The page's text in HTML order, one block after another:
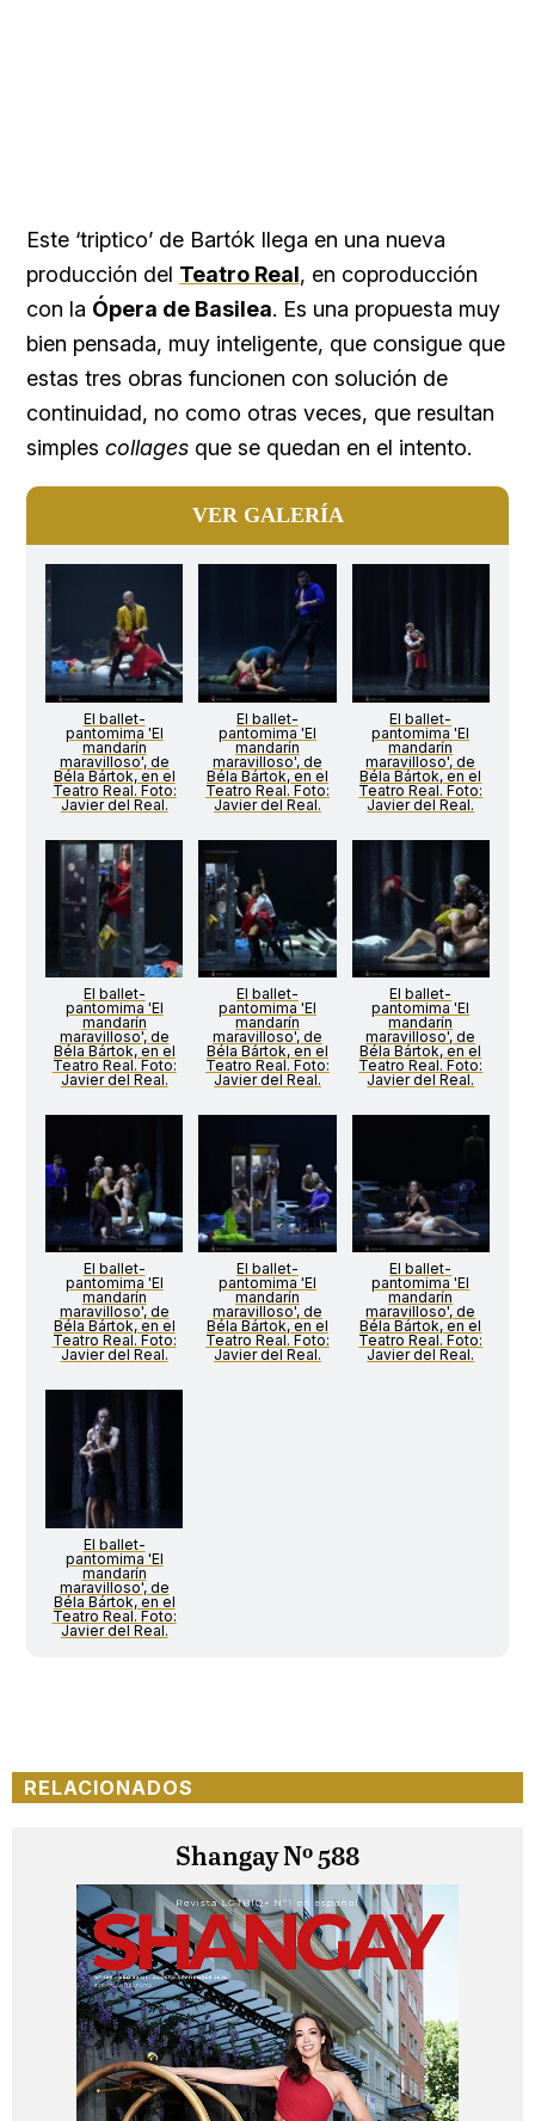
Este ‘triptico’ de Bartók llega en una nueva
producción del Teatro Real, en coproducción
con la Ópera de Basilea. Es una propuesta muy
bien pensada, muy inteligente, que consigue que
estas tres obras funcionen con solución de
continuidad, no como otras veces, que resultan
simples collages que se quedan en el intento.
VER GALERÍA
El ballet-
pantomima 'El
mandarín
maravilloso', de
Béla Bártok, en el
Teatro Real. Foto:
Javier del Real.
El ballet-
pantomima 'El
mandarín
maravilloso', de
Béla Bártok, en el
Teatro Real. Foto:
Javier del Real.
El ballet-
pantomima 'El
mandarín
maravilloso', de
Béla Bártok, en el
Teatro Real. Foto:
Javier del Real.
El ballet-
pantomima 'El
mandarín
maravilloso', de
Béla Bártok, en el
Teatro Real. Foto:
Javier del Real.
El ballet-
pantomima 'El
mandarín
maravilloso', de
Béla Bártok, en el
Teatro Real. Foto:
Javier del Real.
El ballet-
pantomima 'El
mandarín
maravilloso', de
Béla Bártok, en el
Teatro Real. Foto:
Javier del Real.
El ballet-
pantomima 'El
mandarín
maravilloso', de
Béla Bártok, en el
Teatro Real. Foto:
Javier del Real.
El ballet-
pantomima 'El
mandarín
maravilloso', de
Béla Bártok, en el
Teatro Real. Foto:
Javier del Real.
El ballet-
pantomima 'El
mandarín
maravilloso', de
Béla Bártok, en el
Teatro Real. Foto:
Javier del Real.
El ballet-
pantomima 'El
mandarín
maravilloso', de
Béla Bártok, en el
Teatro Real. Foto:
Javier del Real.
RELACIONADOS
Shangay Nº 588